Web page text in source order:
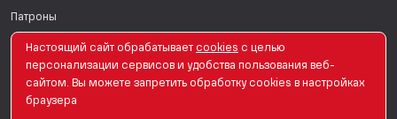
Патроны
Поддержать
Для СМИ
Настоящий сайт обрабатывает сookies с целью
персонализации сервисов и удобства пользования веб-
сайтом. Вы можете запретить обработку сookies в настройках
браузера